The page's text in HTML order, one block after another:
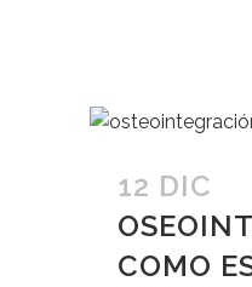
12 DIC
COMO